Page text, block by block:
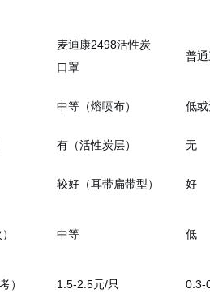
麦迪康2498活性炭
口罩
普
中等（熔喷布） 低
有（活性炭层） 无
较好（耳带扁带型） 好
中等 低
） 1.5-2.5元/只 0.3-